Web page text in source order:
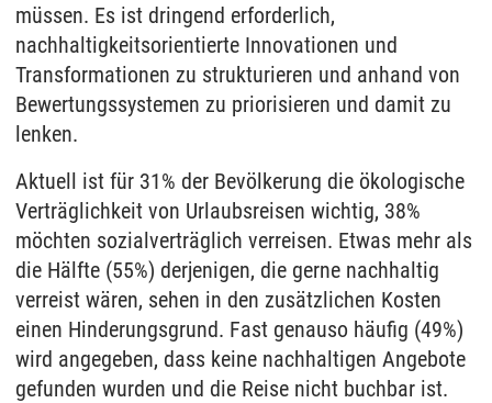
müssen. Es ist dringend erforderlich,
nachhaltigkeitsorientierte Innovationen und
Transformationen zu strukturieren und anhand von
Bewertungssystemen zu priorisieren und damit zu
lenken.
Aktuell ist für 31% der Bevölkerung die ökologische
Verträglichkeit von Urlaubsreisen wichtig, 38%
möchten sozialverträglich verreisen. Etwas mehr als
die Hälfte (55%) derjenigen, die gerne nachhaltig
verreist wären, sehen in den zusätzlichen Kosten
einen Hinderungsgrund. Fast genauso häufig (49%)
wird angegeben, dass keine nachhaltigen Angebote
gefunden wurden und die Reise nicht buchbar ist.